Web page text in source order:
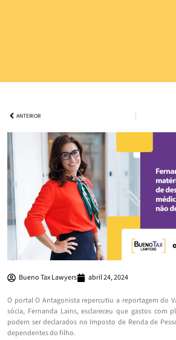
ANTERIOR
Bueno Tax Lawyers abril 24, 2024
O portal O Antagonista repercutiu a reportagem do
sócia, Fernanda Lains, esclareceu que gastos com
podem ser declarados no Imposto de Renda de
dependentes do filho.